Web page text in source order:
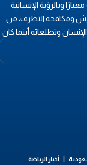
وبالرؤية الإنسانية
ومكافحة التطرف، من
وتطلعاته أينما كان
أخبار الرياضة